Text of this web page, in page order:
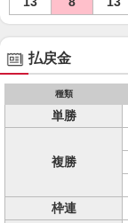
払戻金
種類
単勝
複勝
枠連